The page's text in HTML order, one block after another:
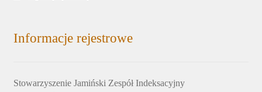
Informacje rejestrowe
Stowarzyszenie Jamiński Zespół Indeksacyjny